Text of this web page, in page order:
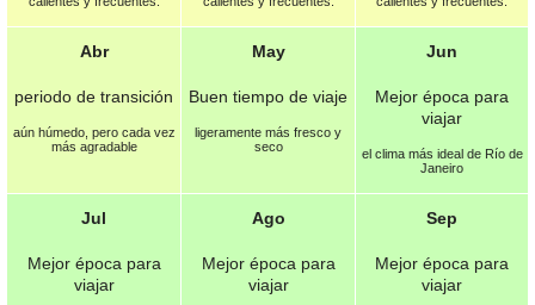
Abr
periodo de transición
aún húmedo, pero cada vez
más agradable
May
Buen tiempo de viaje
ligeramente más fresco y
seco
Jun
Mejor época para
viajar
el clima más ideal de Río de
Janeiro
Jul
Mejor época para
viajar
Ago
Mejor época para
viajar
Sep
Mejor época para
viajar